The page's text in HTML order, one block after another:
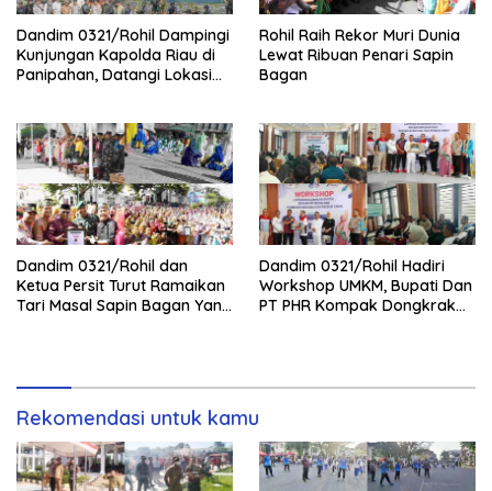
Dandim 0321/Rohil Dampingi
Kunjungan Kapolda Riau di
Panipahan, Datangi Lokasi
Rohil Raih Rekor Muri Dunia
Lewat Ribuan Penari Sapin
Bagan
Dandim 0321/Rohil dan
Ketua Persit Turut Ramaikan
Tari Masal Sapin Bagan Yang
Dandim 0321/Rohil Hadiri
Workshop UMKM, Bupati Dan
PT PHR Kompak Dongkrak
Rekomendasi untuk kamu